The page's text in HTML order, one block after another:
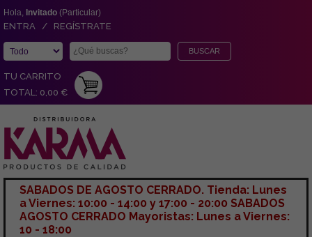
Hola, Invitado (Particular)
ENTRA / REGÍSTRATE
TU CARRITO
TOTAL: 0,00 €
SABADOS DE AGOSTO CERRADO. Tienda: Lunes
a Viernes: 10:00 - 14:00 y 17:00 - 20:00 SABADOS
AGOSTO CERRADO Mayoristas: Lunes a Viernes:
10 - 18:00